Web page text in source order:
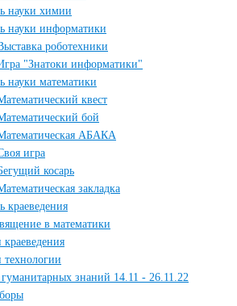
науки химии
науки информатики
роботехники
"Знатоки информатики"
науки математики
квест
бой
АБАКА
игра
косарь
закладка
краеведения
в математики
знаний 14.11 - 26.11.22